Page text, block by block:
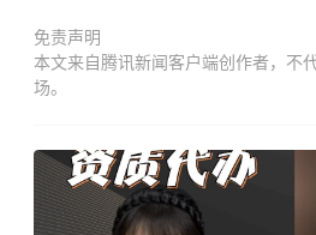
免责声明
本文来自腾讯新闻客户端创作者，不
场。